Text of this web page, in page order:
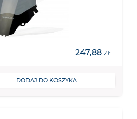
247,88 ZŁ
DODAJ DO KOSZYKA